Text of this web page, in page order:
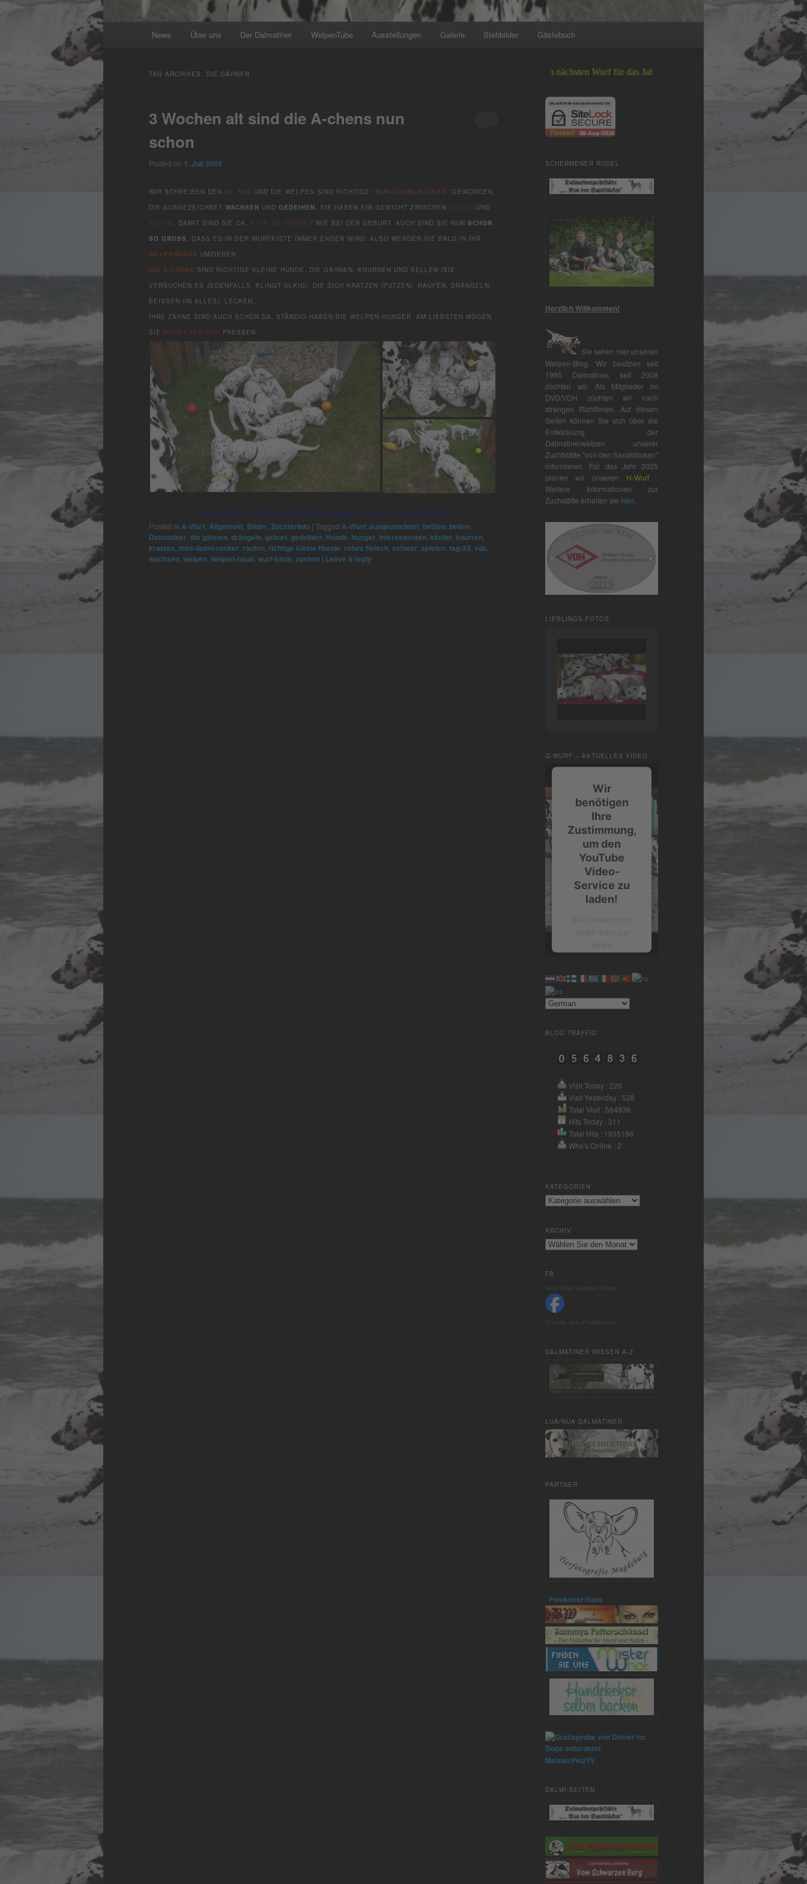
News Über uns Der Dalmatiner WelpenTube Ausstellungen Galerie Stehbilder Gästebuch
TAG ARCHIVES: DIE GÄHNEN
3 Wochen alt sind die A-chens nun
schon
Posted on 1. Juli 2009
WIR SCHREIBEN DEN 23. TAG UND DIE WELPEN SIND RICHTIGE “MINI-DALMI-RACKER” GEWORDEN,
DIE AUSGEZEICHNET WACHSEN UND GEDEIHEN . SIE HABEN EIN GEWICHT ZWISCHEN 1900 G UND
2300 G
. DAMIT SIND SIE CA. 4-5 X SO SCHWER WIE BEI DER GEBURT. AUCH SIND SIE NUN SCHON
SO GROSS
, DASS ES IN DER WURFKISTE IMMER ENGER WIRD. ALSO WERDEN SIE BALD IN IHR
WELPENHAUS UMZIEHEN.
DIE A-CHENS SIND RICHTIGE KLEINE HUNDE, DIE GÄHNEN, KNURREN UND BELLEN (SIE
VERSUCHEN ES JEDENFALLS, KLINGT ULKIG), DIE SICH KRATZEN (PUTZEN), RAUFEN, DRÄNGELN,
BEISSEN (IN ALLES), LECKEN…
IHRE ZÄHNE SIND AUCH SCHON DA. STÄNDIG HABEN DIE WELPEN HUNGER. AM LIEBSTEN MÖGEN
SIE ROHES FLEISCH FRESSEN.
DIE ERSTEN INTERESSENTEN/KÄUFER HABEN SICH BEI UNS GEMELDET.
Posted in A-Wurf Allgemein Bilder Züchterinfo | Tagged A-Wurf ausgezeichnet beißen bellen
Dalmatiner die gähnen drängeln geburt gedeihen Hunde hunger interessenten käufer knurren
kratzen mini-dalmi-racker raufen richtige kleine Hunde rohes fleisch schwer spielen tag-23 vds
wachsen welpen welpen-haus wurf-kiste zaehne | Leave a reply
+++ Wir planen den nächsten Wurf für das Jahr 2026 +++
SCHERMENER RUDEL
Herzlich Willkommen!
Sie sehen hier unseren
Welpen-Blog. Wir besitzen seit
1995 Dalmatiner, seit 2009
züchten wir. Als Mitglieder im
DVD/VDH züchten wir nach
strengen Richtlinien. Auf diesen
Seiten können Sie sich über die
Entwicklung der
Dalmatinerwelpen unserer
Zuchtstätte "von den Sandstücken"
informieren. Für das Jahr 2025
planen wir unseren H-Wurf
Weitere Informationen zur
Zuchstätte erhalten sie hier
LIEBLINGS-FOTOS
G-WURF – AKTUELLES VIDEO
Wir
benötigen
Ihre
Zustimmung,
um den
YouTube
Video-
Service zu
laden!
einzubetten.
kann Daten zu
sammeln. Bitte
Details durch und
Nutzung des
Service zu, um
dieses Video
anzusehen.
Mehr
Akzeptieren
powered by
Management
BLOG TRAFFIC
Visit Today : 220
Visit Yesterday : 528
Total Visit : 564836
Hits Today : 311
Total Hits : 1935196
Who's Online : 2
KATEGORIEN
Kategorien
ARCHIV
Archiv
FB
Axel Oder Andrea Schoe
Erstelle dein Profilbanner
DALMATINER WISSEN A-Z
LUA/NUA DALMATINER
PARTNER
Fotokunst Haas
MeisterPetzTV
DALMI-SEITEN